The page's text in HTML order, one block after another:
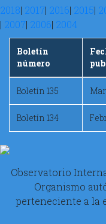
2018| 2017| 2016| 2015|
| 2007| 2006| 2004
Boletín
número
Boletín 135
Boletín 134
Observatorio
Organismo
perteneciente a la